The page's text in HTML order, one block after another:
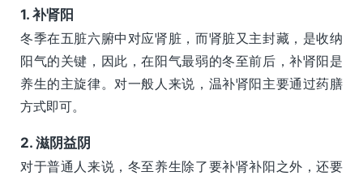
1. 补肾阳
冬季在五脏六腑中对应肾脏，而肾脏又主封藏，是收纳
阳气的关键，因此，在阳气最弱的冬至前后，补肾阳是
养生的主旋律。对一般人来说，温补肾阳主要通过药膳
方式即可。
2. 滋阴益阴
对于普通人来说，冬至养生除了要补肾补阳之外，还要